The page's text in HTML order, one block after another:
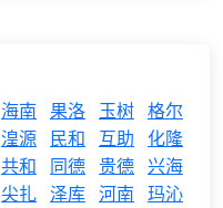
海南 果洛 玉树 格尔
湟源 民和 互助 化隆
共和 同德 贵德 兴海
尖扎 泽库 河南 玛沁